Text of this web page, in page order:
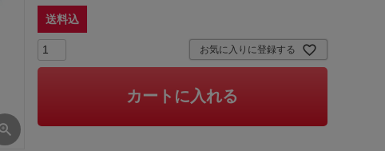
送料込
お気に入りに登録する
カートに入れる